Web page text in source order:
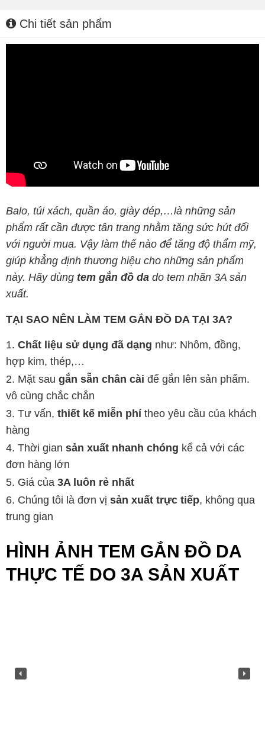
Chi tiết sản phẩm
Balo, túi xách, quần áo, giày dép,…là những sản
phẩm rất cần được tân trang nhằm tăng sức hút đối
với người mua. Vậy làm thế nào để tăng độ thẩm mỹ,
giúp khẳng định thương hiệu cho những sản phẩm
này. Hãy dùng tem gắn đồ da do tem nhãn 3A sản
xuất.
TẠI SAO NÊN LÀM TEM GẮN ĐỒ DA TẠI 3A?
Chất liệu sử dụng đã dạng như: Nhôm, đồng,
hợp kim, thép,…
Mặt sau gắn sẵn chân cài để gắn lên sản phẩm.
vô cùng chắc chắn
Tư vấn, thiết kế miễn phítheo yêu cầu của khách
hàng
Thời gian sản xuất nhanh chóng kể cả với các
đơn hàng lớn
Giá của 3A luôn rẻ nhất
Chúng tôi là đơn vị sản xuất trực tiếp, không qua
trung gian
HÌNH ẢNH TEM GẮN ĐỒ DA
THỰC TẾ DO 3A SẢN XUẤT